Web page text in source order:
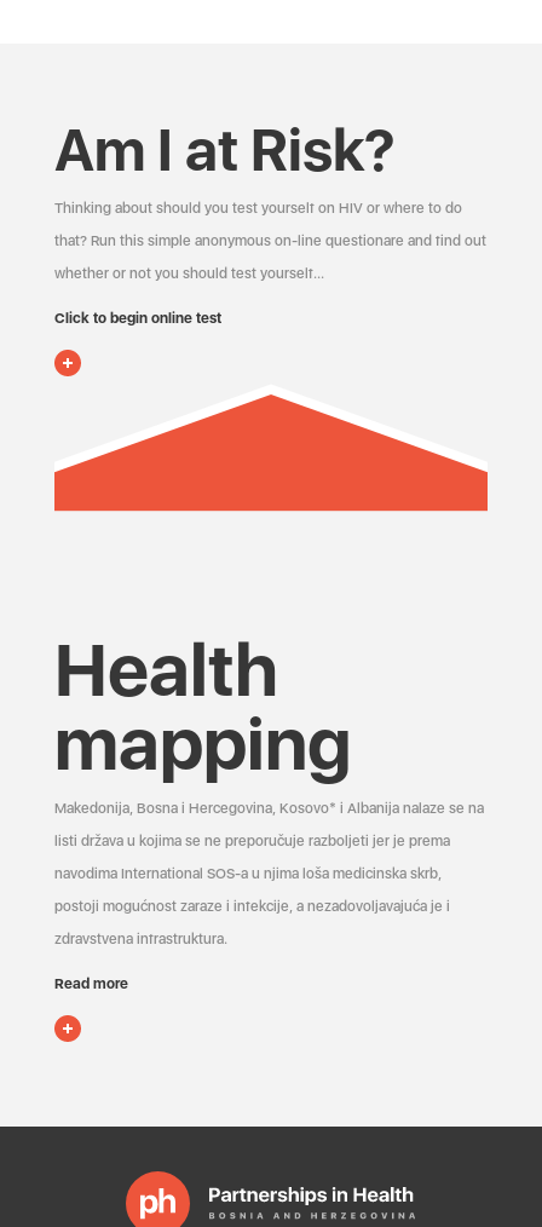
Am I at Risk?
Thinking about should you test yourself on HIV or where to do
that? Run this simple anonymous on-line questionare and find out
whether or not you should test yourself…
Click to begin online test
Health
mapping
Makedonija, Bosna i Hercegovina, Kosovo* i Albanija nalaze se na
listi država u kojima se ne preporučuje razboljeti jer je prema
navodima International SOS-a u njima loša medicinska skrb,
postoji mogućnost zaraze i infekcije, a nezadovoljavajuća je i
zdravstvena infrastruktura.
Read more